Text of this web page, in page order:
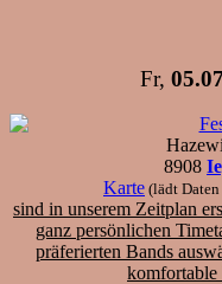
Fr,
8908
Karte (lädt
sind in unserem Zeitplan
ganz persönlichen
präferierten Bands
komfortable